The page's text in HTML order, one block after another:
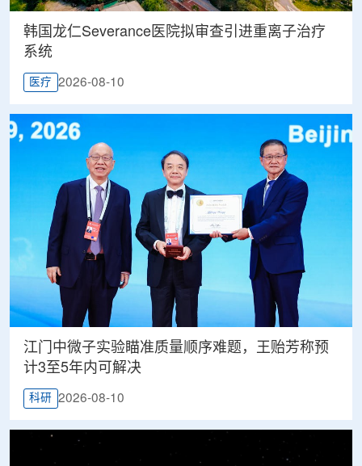
韩国龙仁Severance医院拟审查引进重离子治疗
系统
医疗 2026-08-10
江门中微子实验瞄准质量顺序难题，王贻芳称预
计3至5年内可解决
科研 2026-08-10